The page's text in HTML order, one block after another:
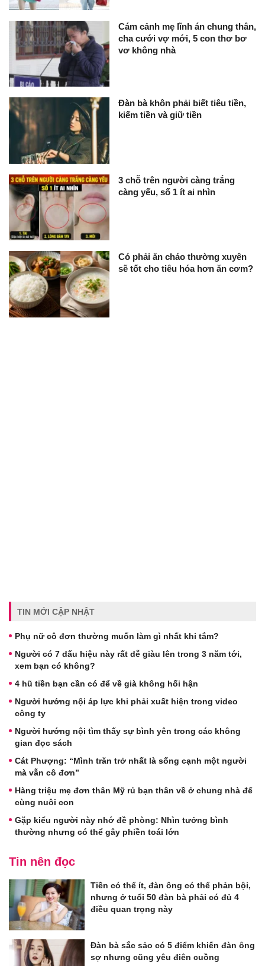
Cám cảnh mẹ lĩnh án chung thân,
cha cưới vợ mới, 5 con thơ bơ
vơ không nhà
Đàn bà khôn phải biết tiêu tiền,
kiếm tiền và giữ tiền
3 chỗ trên người càng trắng
càng yếu, số 1 ít ai nhìn
Có phải ăn cháo thường xuyên
sẽ tốt cho tiêu hóa hơn ăn cơm?
TIN MỚI CẬP NHẬT
Phụ nữ cô đơn thường muốn làm gì nhất khi tắm?
Người có 7 dấu hiệu này rất dễ giàu lên trong 3 năm tới,
xem bạn có không?
4 hũ tiền bạn cần có để về già không hối hận
Người hướng nội áp lực khi phải xuất hiện trong video
công ty
Người hướng nội tìm thấy sự bình yên trong các không
gian đọc sách
Cát Phượng: “Mình trăn trở nhất là sống cạnh một người
mà vẫn cô đơn”
Hàng triệu mẹ đơn thân Mỹ rủ bạn thân về ở chung nhà để
cùng nuôi con
Gặp kiểu người này nhớ đề phòng: Nhìn tưởng bình
thường nhưng có thể gây phiền toái lớn
Tin nên đọc
Tiền có thể ít, đàn ông có thể phản bội,
nhưng ở tuổi 50 đàn bà phải có đủ 4
điều quan trọng này
Đàn bà sắc sảo có 5 điểm khiến đàn ông
sợ nhưng cũng yêu điên cuồng